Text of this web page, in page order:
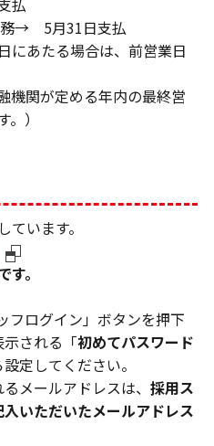
払
務→ 5月31日支払
にあたる場合は、前営業日
機関が定める年内の最終営
）
います。
。
フログイン」ボタンを押下
される「初めてパスワード
定してください。
メールアドレスは、 採用ス
いただいたメールアドレス